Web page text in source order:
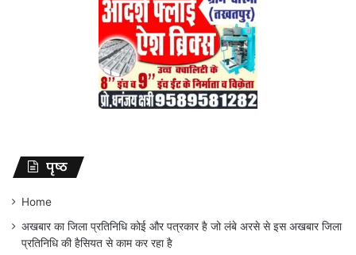
पृष्ठ
Home
अखबार का जिला प्रतिनिधि कोई और पत्रकार है जो लंबे अरसे से इस अखबार जिला
प्रतिनिधि की हैसियत से काम कर रहा है